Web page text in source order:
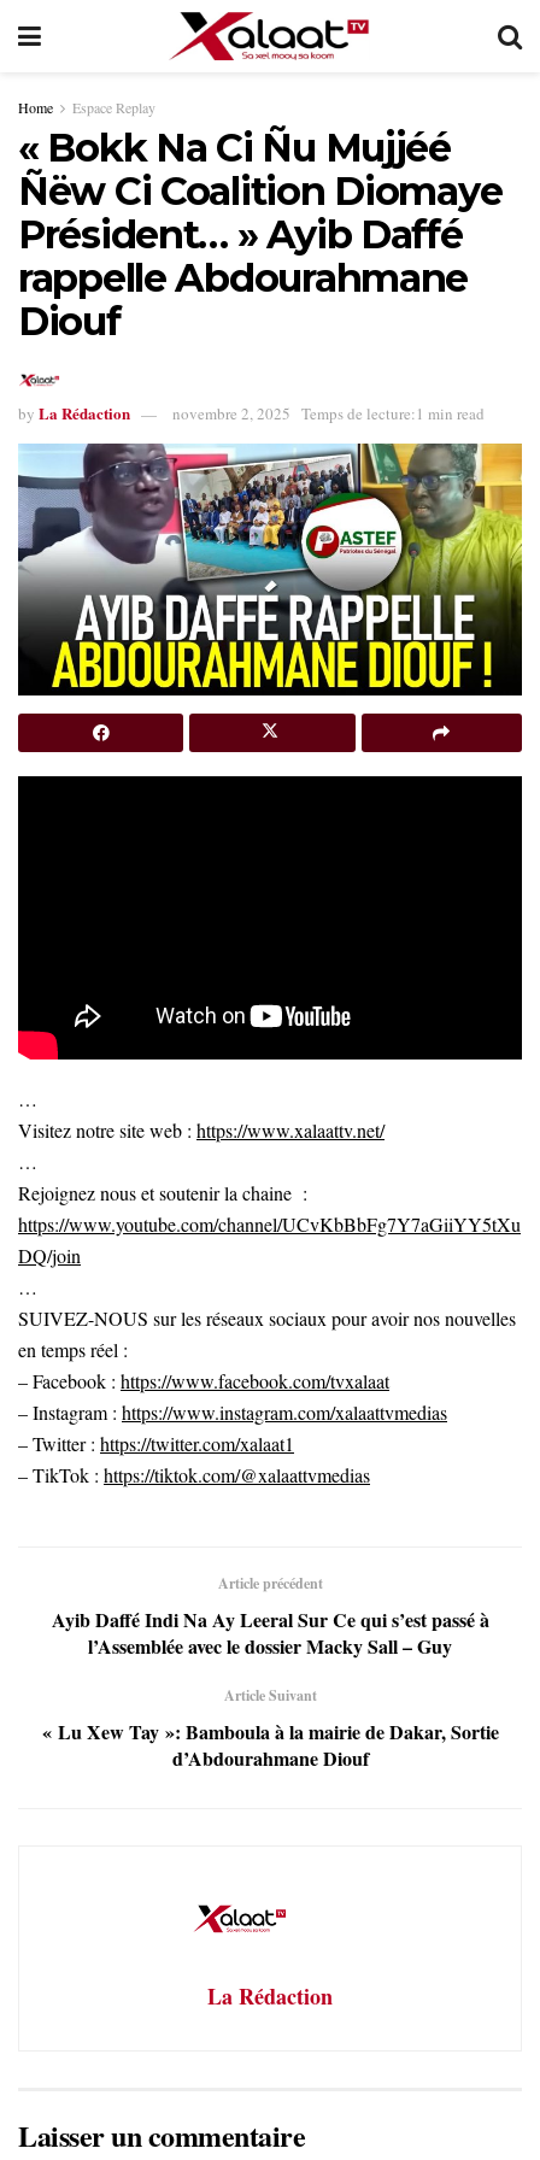
Home Espace Replay
« Bokk Na Ci Ñu Mujjéé
Ñëw Ci Coalition Diomaye
Président… » Ayib Daffé
rappelle Abdourahmane
Diouf
by La Rédaction novembre 2, 2025 Temps de lecture:1 min read
…
Visitez notre site web : https://www.xalaattv.net/
…
Rejoignez nous et soutenir la chaine :
https://www.youtube.com/channel/UCvKbBbFg7Y7aGiiYY5tXu
DQ/join
…
SUIVEZ-NOUS sur les réseaux sociaux pour avoir nos nouvelles
en temps réel :
– Facebook : https://www.facebook.com/tvxalaat
– Instagram : https://www.instagram.com/xalaattvmedias
– Twitter : https://twitter.com/xalaat1
– TikTok : https://tiktok.com/@xalaattvmedias
Article précédent
Ayib Daffé Indi Na Ay Leeral Sur Ce qui s’est passé à
l’Assemblée avec le dossier Macky Sall – Guy
Article Suivant
« Lu Xew Tay »: Bamboula à la mairie de Dakar, Sortie
d’Abdourahmane Diouf
La Rédaction
Laisser un commentaire